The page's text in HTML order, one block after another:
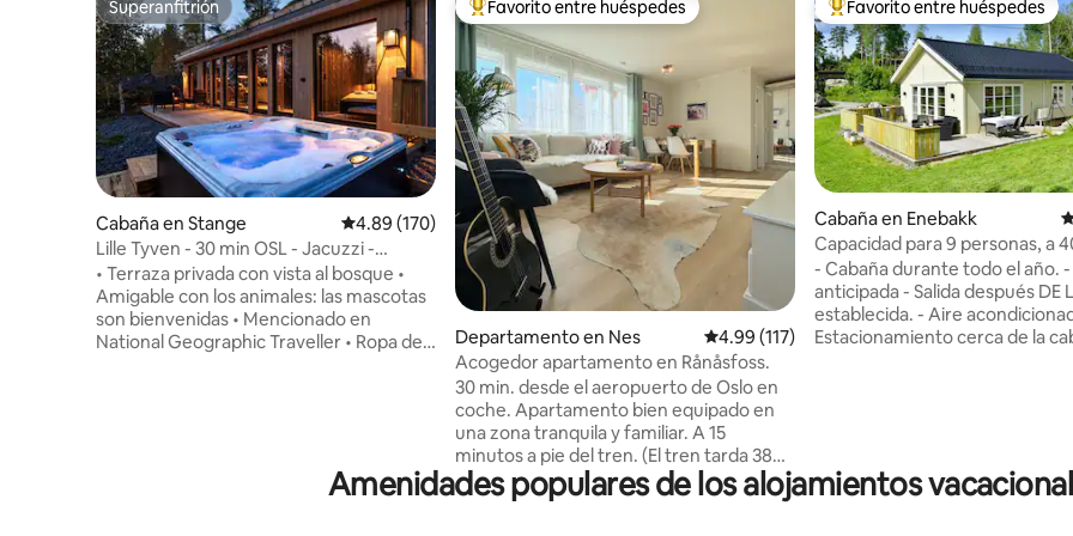
Superanfitrión
Superanfitrión
Cabaña en Stange Calificación promedio: 4.89 de 5; 170 evaluaciones
4.89 (170)
Lille Tyven - 30 min OSL - Jacuzzi -
Cabaña de diseño
• Terraza privada con vista al bosque •
Amigable con los animales: las mascotas
son bienvenidas • Mencionado en
National Geographic Traveller • Ropa de
y silenciosa sin ruidos, buenas camas y
De los mejores en Favorito entre huéspedes
Favorito entre huéspedes
Departamento en Nes Calificación promedio: 4.99 de 5; 117
4.99 (117)
Acogedor apartamento en Rånåsfoss.
30 min. desde el aeropuerto de Oslo en
coche. Apartamento bien equipado en
una zona tranquila y familiar. A 15
minutos a pie del tren. (El tren tarda 38
minutos en llegar a Oslo S.)
Aproximadamente 45 minutos en coche
De los mejores en Favorito
Favorito entre huéspedes
Cabaña en Enebakk
Capacidad para 9 personas, a
de Oslo. Por el agua y el bosque
- Cabaña durante todo el año.
anticipada - Salida después DE
establecida. - Aire
Estacionamiento cerca de la
césped y cancha de voleibol de
solo unos minutos a pie de la
Amenidades populares de los alojamientos